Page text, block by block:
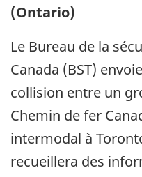
(Ontario)
Le Bureau de la
Canada (BST)
collision entre un
Chemin de fer
intermodal à
recueillera des